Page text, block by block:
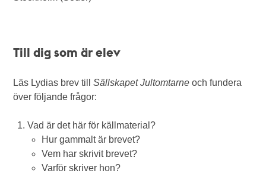
Till dig som är elev
Läs Lydias brev tillSällskapet Jultomtarneoch fundera
över följande frågor:
Vad är det här för källmaterial?
Hur gammalt är brevet?
Vem har skrivit brevet?
Varför skriver hon?